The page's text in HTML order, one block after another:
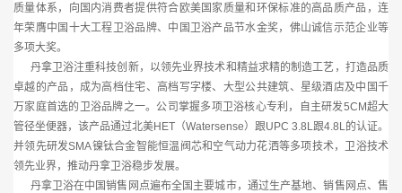
质量体系，向国内消费者提供符合欧美国家质量和环保标准的高品质产品，连
年荣膺中国十大工程卫浴品牌、中国卫浴产品节水金奖，佛山诚信示范企业等
多项大奖。
丹拿卫浴注重科技创新，以领先业界技术和精益求精的制造工艺，打造品质
卓越的产品，成为高档住宅、高档写字楼、大型公共建筑、星级酒店及中国千
万家庭首选的卫浴品牌之一。公司掌握多项卫浴核心专利，自主研发5CM超大
管径坐便器，该产品通过北美HET（Watersense）跟UPC 3.8L跟4.8L的认证。
并领先研发SMA镍钛合金智能恒温阀芯和空气动力花洒等多项技术，卫浴技术
领先业界，推动丹拿卫浴稳步发展。
丹拿卫浴在中国销售网点遍布全国主要城市，通过生产基地、销售网点、售